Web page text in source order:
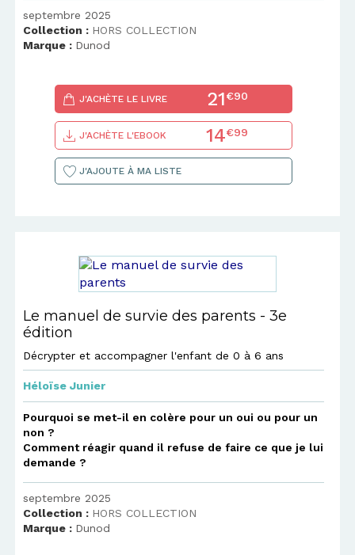
septembre 2025
Collection : HORS COLLECTION
Marque : Dunod
J'ACHÈTE LE LIVRE 21€90
J'ACHÈTE L'EBOOK 14€99
J'AJOUTE À MA LISTE
Le manuel de survie des parents - 3e
édition
Décrypter et accompagner l'enfant de 0 à 6 ans
Héloïse Junier
Pourquoi se met-il en colère pour un oui ou pour un
non ?
Comment réagir quand il refuse de faire ce que je lui
demande ?
septembre 2025
Collection : HORS COLLECTION
Marque : Dunod